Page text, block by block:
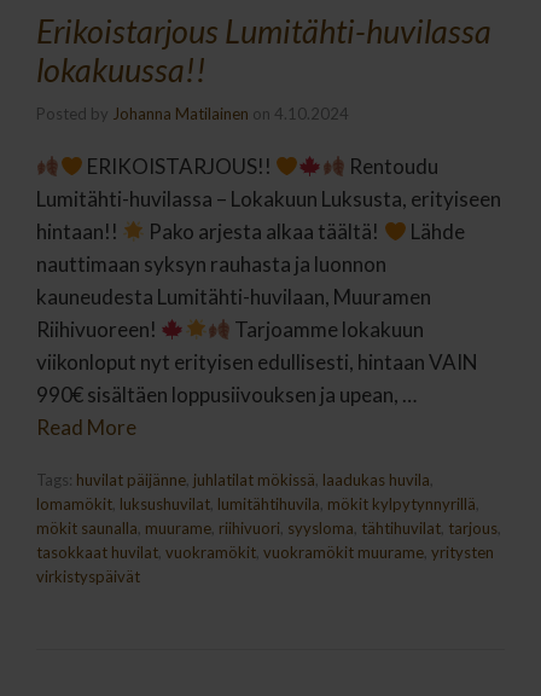
Erikoistarjous Lumitähti-huvilassa
lokakuussa!!
Posted by Johanna Matilainen on 4.10.2024
ERIKOISTARJOUS!!
Rentoudu
Lumitähti-huvilassa – Lokakuun Luksusta, erityiseen
hintaan!!
Pako arjesta alkaa täältä!
Lähde
nauttimaan syksyn rauhasta ja luonnon
kauneudesta Lumitähti-huvilaan, Muuramen
Riihivuoreen!
Tarjoamme lokakuun
viikonloput nyt erityisen edullisesti, hintaan VAIN
990€ sisältäen loppusiivouksen ja upean, …
Read More
Tags: huvilat päijänne, juhlatilat mökissä, laadukas huvila,
lomamökit, luksushuvilat, lumitähtihuvila, mökit kylpytynnyrillä,
mökit saunalla, muurame, riihivuori, syysloma, tähtihuvilat, tarjous,
tasokkaat huvilat, vuokramökit, vuokramökit muurame, yritysten
virkistyspäivät